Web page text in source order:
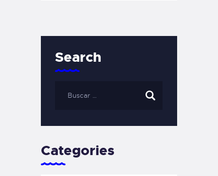
Search
Categories